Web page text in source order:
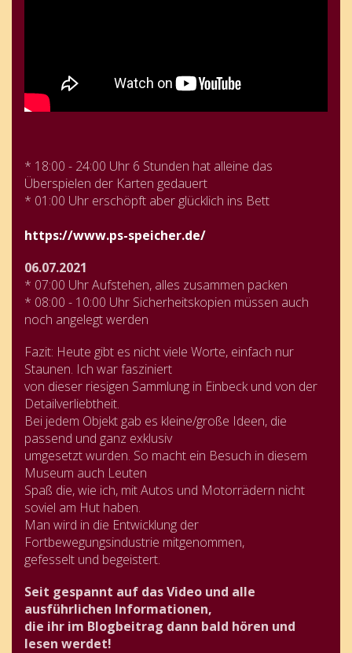
* 18:00 - 24:00 Uhr 6 Stunden hat alleine das
Überspielen der Karten gedauert
* 01:00 Uhr erschöpft aber glücklich ins Bett
https://www.ps-speicher.de/
06.07.2021
* 07:00 Uhr Aufstehen, alles zusammen packen
* 08:00 - 10:00 Uhr Sicherheitskopien müssen auch
noch angelegt werden
Fazit: Heute gibt es nicht viele Worte, einfach nur
Staunen. Ich war fasziniert
von dieser riesigen Sammlung in Einbeck und von der
Detailverliebtheit.
Bei jedem Objekt gab es kleine/große Ideen, die
passend und ganz exklusiv
umgesetzt wurden. So macht ein Besuch in diesem
Museum auch Leuten
Spaß die, wie ich, mit Autos und Motorrädern nicht
soviel am Hut haben.
Man wird in die Entwicklung der
Fortbewegungsindustrie mitgenommen,
gefesselt und begeistert.
Seit gespannt auf das Video und alle
ausführlichen Informationen,
die ihr im Blogbeitrag dann bald hören und
lesen werdet!